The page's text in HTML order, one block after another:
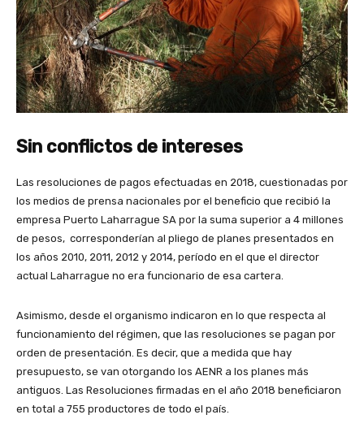
Sin conflictos de intereses
Las resoluciones de pagos efectuadas en 2018, cuestionadas por
los medios de prensa nacionales por el beneficio que recibió la
empresa Puerto Laharrague SA por la suma superior a 4 millones
de pesos, corresponderían al pliego de planes presentados en
los años 2010, 2011, 2012 y 2014, período en el que el director
actual Laharrague no era funcionario de esa cartera.
Asimismo, desde el organismo indicaron en lo que respecta al
funcionamiento del régimen, que las resoluciones se pagan por
orden de presentación. Es decir, que a medida que hay
presupuesto, se van otorgando los AENR a los planes más
antiguos. Las Resoluciones firmadas en el año 2018 beneficiaron
en total a 755 productores de todo el país.